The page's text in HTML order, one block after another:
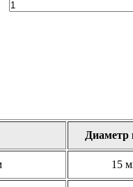
Диаметр
15